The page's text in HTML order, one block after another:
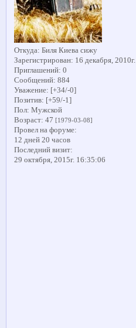
Откуда: Биля Киева сижу
Зарегистрирован: 16 декабря, 2010г.
Приглашений: 0
Сообщений: 884
Уважение: [+34/-0]
Позитив: [+59/-1]
Пол: Мужской
Возраст: 47 [1979-03-08]
Провел на форуме:
12 дней 20 часов
Последний визит:
29 октября, 2015г. 16:35:06